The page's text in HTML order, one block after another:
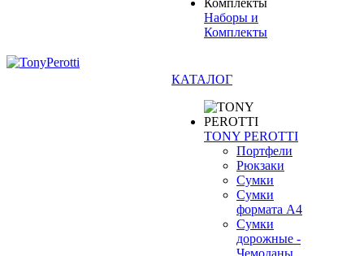
Наборы и
Комплекты
КАТАЛОГ
TONY PEROTTI
Портфели
Рюкзаки
Сумки
Сумки
формата А4
Сумки
дорожные -
Чемоданы